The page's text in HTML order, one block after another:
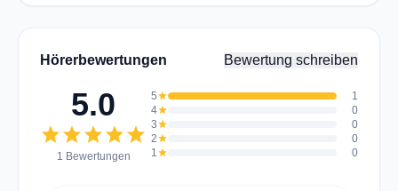
Hörerbewertungen Bewertung schreiben
5.0
starstarstarstarstar
1 Bewertungen
5star
1
4star
0
3star
0
2star
0
1star 0